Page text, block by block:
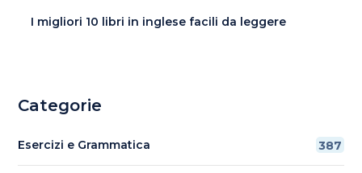
I migliori 10 libri in inglese facili da leggere
Categorie
Esercizi e Grammatica 387